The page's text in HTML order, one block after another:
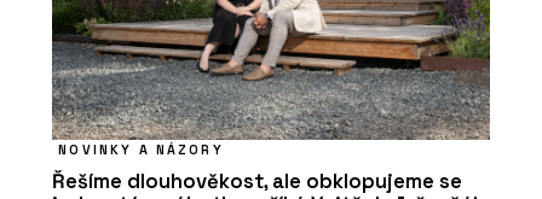
NOVINKY A NÁZORY
Řešíme dlouhověkost, ale obklopujeme se